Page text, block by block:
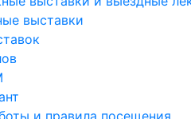
выставки
и правила посещения